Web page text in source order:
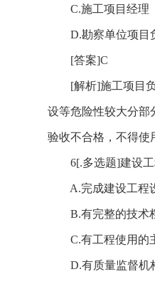
C.施工项目经理
D.勘察单位项目
[答案]C
[解析]施工项目负
设等危险性较大分
验收不合格，不得使
6[.多选题]建设工
A.完成建设工程设
B.有完整的技术
C.有工程使用的主
D.有质量监督机